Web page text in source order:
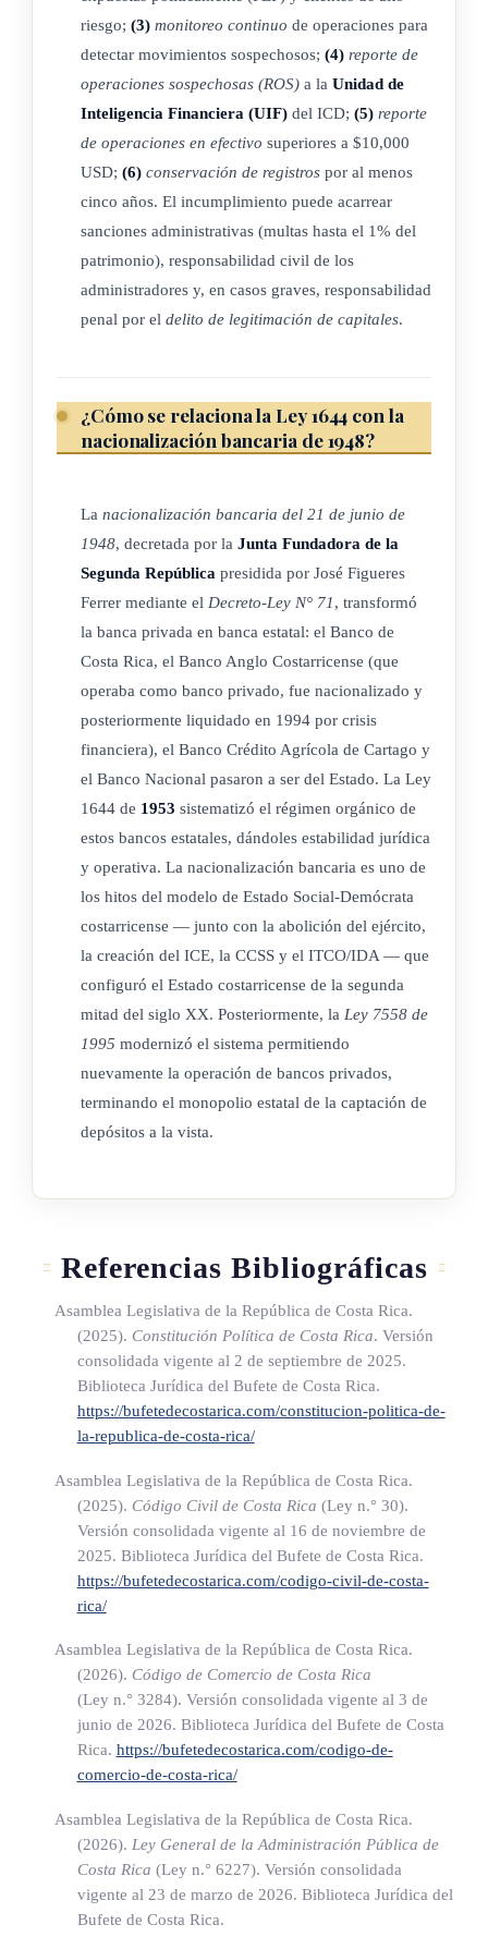
ARTÍCULO 13
ARTÍCULO 14
CAPÍTULO III
ARTÍCULO 16
ARTÍCULO 17
ARTÍCULO 18
(*) preparará y publicará en el Diario Oficial, dentro de los
primeros quince días hábiles de cada mes, un balance general
de situación de todos los bancos del país, con excepción del
Banco Central que lo hará por sí mismo, el cual comprenderá
el estado de activo y pasivo de todos ellos al último día hábil
del mes anterior. (* Así modificado el nombre del ente
contralor bancario por el artículo 176 de la Ley Orgánica del
Banco Central de Costa Rica Nº 7558 de 3 de noviembre de
quince días hábiles de cada mes, un balance general de
situación de todos los bancos del país, con excepción del
Banco Central que lo hará por sí mismo, el cual comprenderá
el estado de activo y pasivo de todos ellos al último día hábil
del mes anterior. (* Así modificado el nombre del ente
contralor bancario por el artículo 176 de la Ley Orgánica del
Banco Central de Costa Rica Nº 7558 de 3 de noviembre de
pasivo de todos ellos al último día hábil del mes anterior. (*
Así modificado el nombre del ente contralor bancario por el
artículo 176 de la Ley Orgánica del Banco Central de Costa
Rica Nº 7558 de 3 de noviembre de 1995)
mismo, el cual comprenderá el estado de activo y pasivo de
modificado el nombre del ente contralor bancario por el
artículo 176 de la Ley Orgánica del Banco Central de Costa
Rica Nº 7558 de 3 de noviembre de 1995)
artículo 176 de la Ley Orgánica del Banco Central de Costa
ARTÍCULO 19
Dirección y administración de los bancos del Estado
riesgo; (3) monitoreo continuo de operaciones para
detectar movimientos sospechosos; (4) reporte de
operaciones sospechosas (ROS) a la Unidad de
Inteligencia Financiera (UIF) del ICD; (5) reporte
de operaciones en efectivo superiores a $10,000
USD; (6) conservación de registros por al menos
cinco años. El incumplimiento puede acarrear
sanciones administrativas (multas hasta el 1% del
patrimonio), responsabilidad civil de los
administradores y, en casos graves, responsabilidad
penal por el delito de legitimación de capitales.
¿Cómo se relaciona la Ley 1644 con la
nacionalización bancaria de 1948?
La nacionalización bancaria del 21 de junio de
1948, decretada por la Junta Fundadora de la
Segunda República presidida por José Figueres
Ferrer mediante el Decreto-Ley N° 71, transformó
la banca privada en banca estatal: el Banco de
Costa Rica, el Banco Anglo Costarricense (que
operaba como banco privado, fue nacionalizado y
posteriormente liquidado en 1994 por crisis
financiera), el Banco Crédito Agrícola de Cartago y
el Banco Nacional pasaron a ser del Estado. La Ley
1644 de 1953 sistematizó el régimen orgánico de
estos bancos estatales, dándoles estabilidad jurídica
y operativa. La nacionalización bancaria es uno de
los hitos del modelo de Estado Social-Demócrata
costarricense — junto con la abolición del ejército,
la creación del ICE, la CCSS y el ITCO/IDA — que
configuró el Estado costarricense de la segunda
mitad del siglo XX. Posteriormente, la Ley 7558 de
1995 modernizó el sistema permitiendo
nuevamente la operación de bancos privados,
terminando el monopolio estatal de la captación de
depósitos a la vista.
Referencias Bibliográficas
Asamblea Legislativa de la República de Costa Rica.
(2025). Constitución Política de Costa Rica. Versión
consolidada vigente al 2 de septiembre de 2025.
Biblioteca Jurídica del Bufete de Costa Rica.
https://bufetedecostarica.com/constitucion-politica-de-
la-republica-de-costa-rica/
Asamblea Legislativa de la República de Costa Rica.
(2025). Código Civil de Costa Rica (Ley n.° 30).
Versión consolidada vigente al 16 de noviembre de
2025. Biblioteca Jurídica del Bufete de Costa Rica.
https://bufetedecostarica.com/codigo-civil-de-costa-
rica/
Asamblea Legislativa de la República de Costa Rica.
(2026). Código de Comercio de Costa Rica
(Ley n.° 3284). Versión consolidada vigente al 3 de
junio de 2026. Biblioteca Jurídica del Bufete de Costa
Rica. https://bufetedecostarica.com/codigo-de-
comercio-de-costa-rica/
Asamblea Legislativa de la República de Costa Rica.
(2026). Ley General de la Administración Pública de
Costa Rica (Ley n.° 6227). Versión consolidada
vigente al 23 de marzo de 2026. Biblioteca Jurídica del
Bufete de Costa Rica.